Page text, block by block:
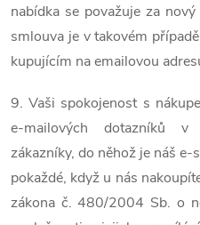
nabídka se považuje za
smlouva je v takovém
kupujícím na emailovou
9. Vaši spokojenost s
e-mailových dotazníků
zákazníky, do něhož je náš
pokaždé, když u nás
zákona č. 480/2004 Sb. o